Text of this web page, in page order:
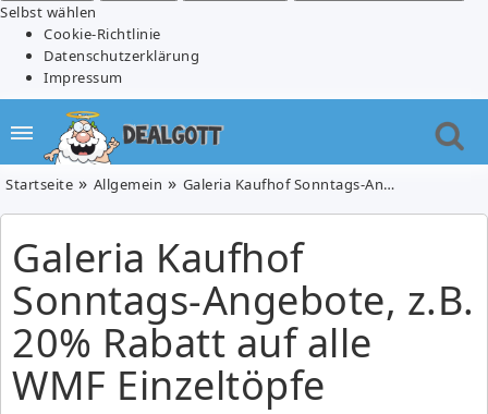
Selbst wählen
Cookie-Richtlinie
Datenschutzerklärung
Impressum
Startseite Allgemein Galeria Kaufhof Sonntags-Angebote, z.B. 20% Rabatt auf alle WMF Einzeltöpfe
Galeria Kaufhof
Sonntags-Angebote, z.B.
20% Rabatt auf alle
WMF Einzeltöpfe